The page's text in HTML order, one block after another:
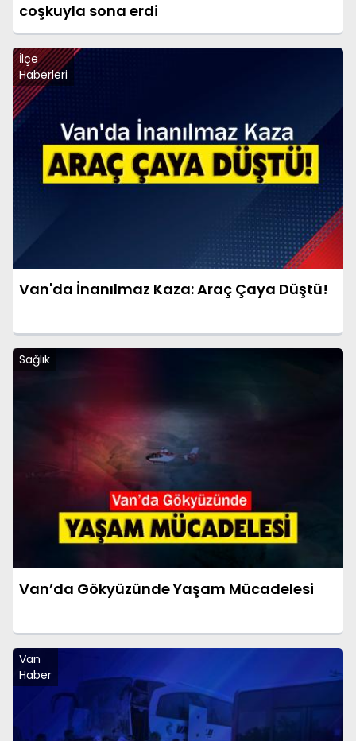
coşkuyla sona erdi
İlçe
Haberleri
Van'da İnanılmaz Kaza: Araç Çaya Düştü!
Sağlık
Van’da Gökyüzünde Yaşam Mücadelesi
Van
Haber